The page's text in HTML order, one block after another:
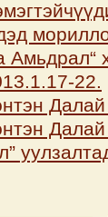
Амьдрал“
22.